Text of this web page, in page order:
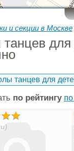
и секции в Москве
для
танцев для
по рейтингу